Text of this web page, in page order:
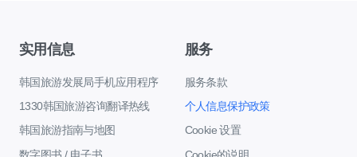
实用信息
韩国旅游发展局手机应用程序
1330韩国旅游咨询翻译热线
韩国旅游指南与地图
数字图书 / 电子书
服务
服务条款
个人信息保护政策
Cookie 设置
Cookie的说明